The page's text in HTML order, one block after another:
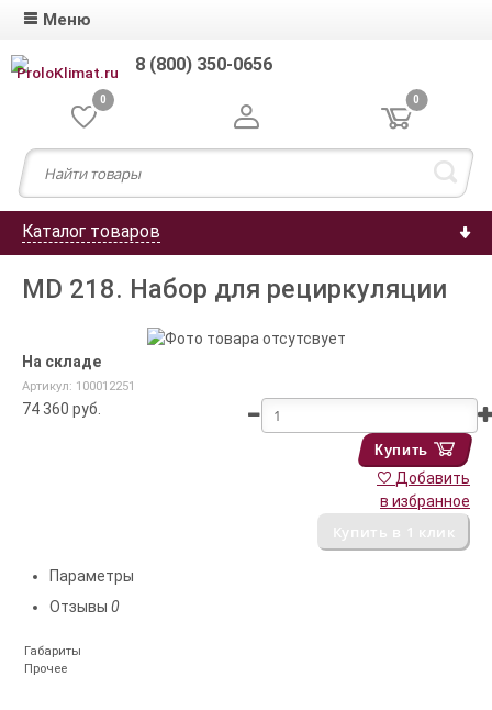
Меню
8 (800) 350-0656
0 0
Каталог товаров
MD 218. Набор для рециркуляции
На складе
Артикул: 100012251
74 360 руб.
Купить
Добавить
в избранное
Параметры
Отзывы 0
Габариты
Прочее